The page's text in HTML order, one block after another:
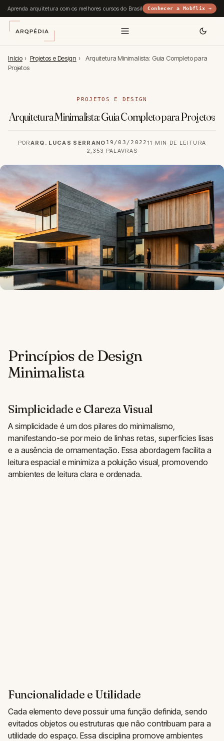
Aprenda arquitetura com os melhores cursos do Brasil Conhecer a Mobflix →
Início › Projetos e Design ›
Arquitetura Minimalista: Guia Completo para
Projetos
PROJETOS E DESIGN
Arquitetura Minimalista: Guia Completo para Projetos
PORARQ. LUCAS SERRANO 19/03/2022 11 MIN DE LEITURA
2,353 PALAVRAS
Princípios de Design
Minimalista
Simplicidade e Clareza Visual
A simplicidade é um dos pilares do minimalismo,
manifestando-se por meio de linhas retas, superfícies lisas
e a ausência de ornamentação. Essa abordagem facilita a
leitura espacial e minimiza a poluição visual, promovendo
ambientes de leitura clara e ordenada.
Funcionalidade e Utilidade
Cada elemento deve possuir uma função definida, sendo
evitados objetos ou estruturas que não contribuam para a
utilidade do espaço. Essa disciplina promove ambientes